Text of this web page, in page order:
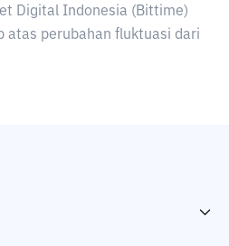
Digital Indonesia (Bittime)
atas perubahan fluktuasi dari